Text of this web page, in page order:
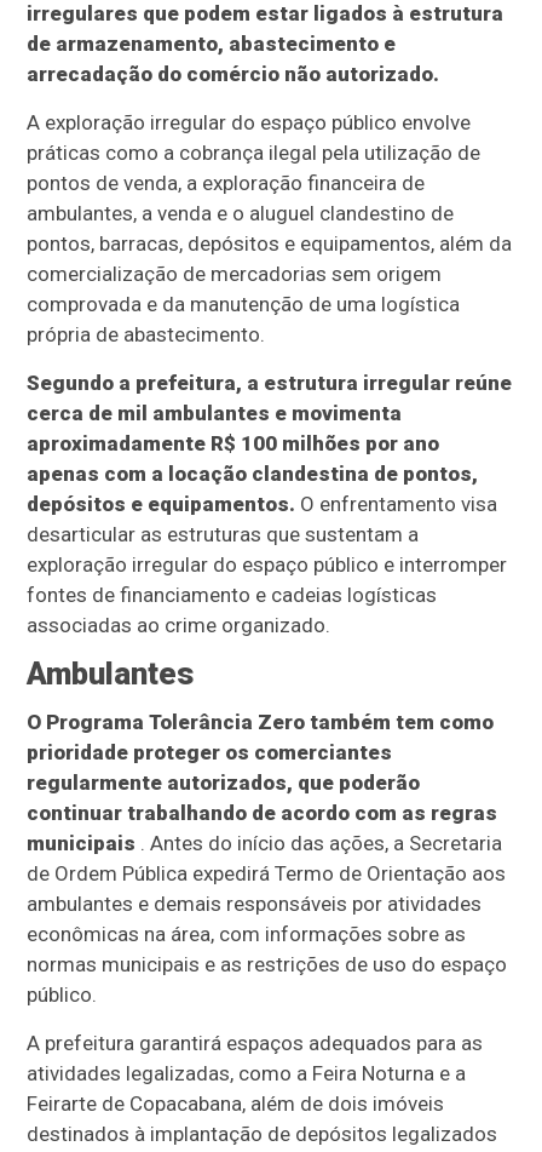
irregulares que podem estar ligados à estrutura
de armazenamento, abastecimento e
arrecadação do comércio não autorizado.
A exploração irregular do espaço público envolve
práticas como a cobrança ilegal pela utilização de
pontos de venda, a exploração financeira de
ambulantes, a venda e o aluguel clandestino de
pontos, barracas, depósitos e equipamentos, além da
comercialização de mercadorias sem origem
comprovada e da manutenção de uma logística
própria de abastecimento.
Segundo a prefeitura, a estrutura irregular reúne
cerca de mil ambulantes e movimenta
aproximadamente R$ 100 milhões por ano
apenas com a locação clandestina de pontos,
depósitos e equipamentos. O enfrentamento visa
desarticular as estruturas que sustentam a
exploração irregular do espaço público e interromper
fontes de financiamento e cadeias logísticas
associadas ao crime organizado.
Ambulantes
O Programa Tolerância Zero também tem como
prioridade proteger os comerciantes
regularmente autorizados, que poderão
continuar trabalhando de acordo com as regras
municipais . Antes do início das ações, a Secretaria
de Ordem Pública expedirá Termo de Orientação aos
ambulantes e demais responsáveis por atividades
econômicas na área, com informações sobre as
normas municipais e as restrições de uso do espaço
público.
A prefeitura garantirá espaços adequados para as
atividades legalizadas, como a Feira Noturna e a
Feirarte de Copacabana, além de dois imóveis
destinados à implantação de depósitos legalizados